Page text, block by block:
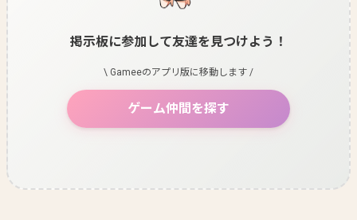
掲示板に参加して友達を見つけよう！
\ Gameeのアプリ版に移動します /
ゲーム仲間を探す